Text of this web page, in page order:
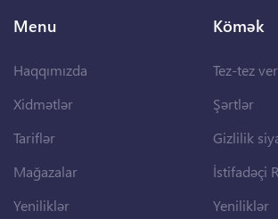
Menu
Haqqımızda
Xidmətlər
Tariflər
Mağazalar
Yeniliklər
Kömək
Tez-tez
Şərtlər
Gizlilik
İstifadəçi
Yeniliklər